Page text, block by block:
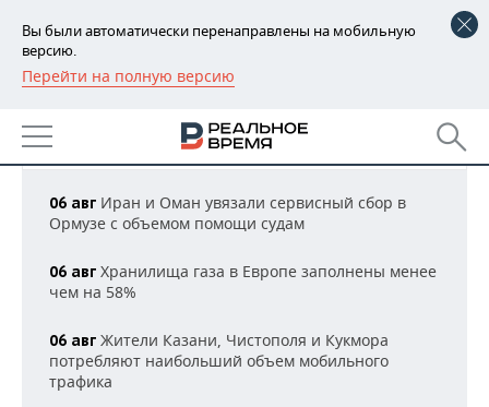
Вы были автоматически перенаправлены на мобильную
версию.
Перейти на полную версию
РЕГИОНЫ
БАШКОРТОСТАН
УДМУРТИЯ
НОВОСТИ
НОВОСТИ АНАЛИТИКИ
ДЕКЛАРАЦИИ О ДОХОДАХ
КОРОЛИ ГОСЗАКАЗА ПФО
ВУЗЫ ТАТАРСТАНА
ЭКОНОМИКА
НОВОСТИ ЭКОНОМИКИ
ФИНАНСЫ
БАНКИ
ПРОМЫШЛЕННОСТЬ
НОВОСТИ
ПРОМЫШЛЕННОСТИ
АГРОПРОМ
НЕДВИЖИМОСТЬ
НОВОСТИ НЕДВИЖИМОСТИ
АВТО
06:45 МСК Все новости
06 авг Иран и Оман увязали сервисный сбор в
Ормузе с объемом помощи судам
06 авг Хранилища газа в Европе заполнены менее
чем на 58%
06 авг Жители Казани, Чистополя и Кукмора
потребляют наибольший объем мобильного
трафика